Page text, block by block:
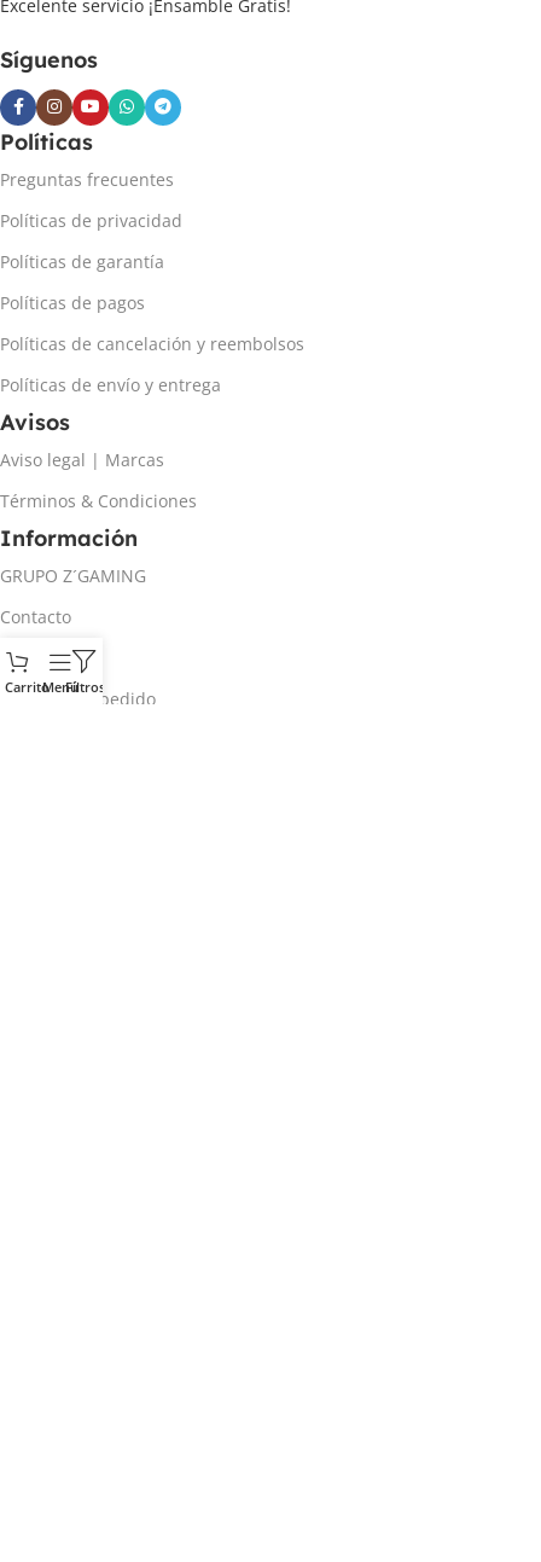
Excelente servicio ¡Ensamble Gratis!
Síguenos
Políticas
Preguntas frecuentes
Políticas de privacidad
Políticas de garantía
Políticas de pagos
Políticas de cancelación y reembolsos
Políticas de envío y entrega
Avisos
Aviso legal | Marcas
Términos & Condiciones
Información
GRUPO Z´GAMING
Contacto
Mi cuenta
Rastrear mi pedido
CarritoMenúFiltros